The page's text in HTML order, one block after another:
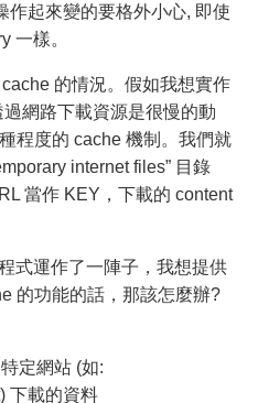
作起來變的要格外小心, 即使
一樣。
的情況。假如我想實作
網路下載資源是很慢的動
程度的 cache 機制。我們就
internet files” 目錄
當作 KEY，下載的 content
式運作了一陣子，我想提供
的功能的話，那該怎麼辦?
定網站 (如:
下載的資料